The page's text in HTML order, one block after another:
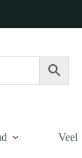
Veel